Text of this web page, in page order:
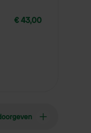
€ 43,00